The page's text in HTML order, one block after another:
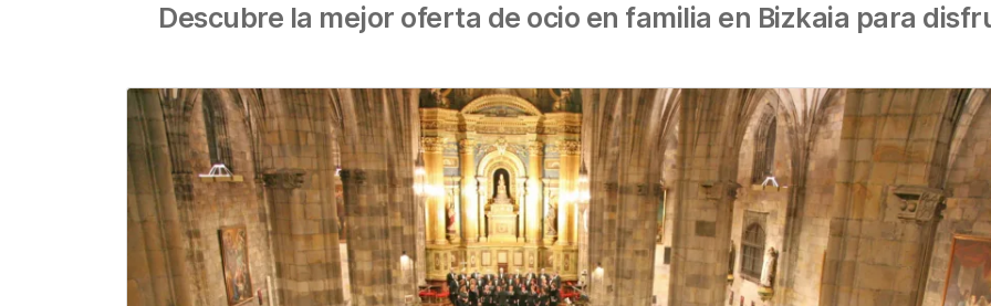
Descubre la mejor oferta de ocio en familia en Bizkaia para